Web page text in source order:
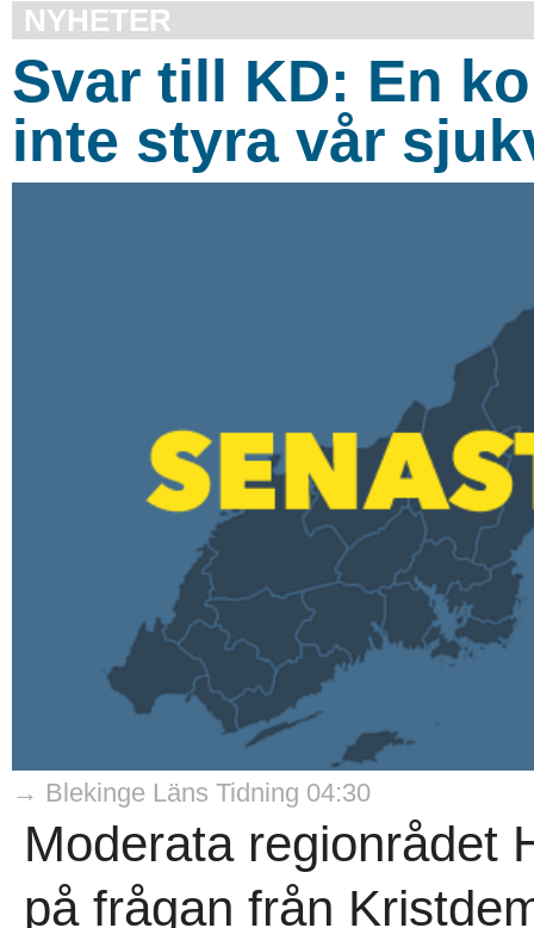
NYHETER
Svar till KD: En
inte styra vår
→ Blekinge Läns Tidning 04:30
Moderata regionrådet
på frågan från